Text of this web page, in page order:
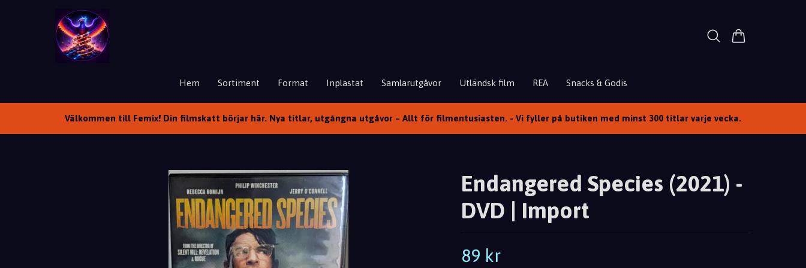
Hem Sortiment Format Inplastat Samlarutgåvor Utländsk film REA Snacks & Godis
Välkommen till Femix! Din filmskatt börjar här. Nya titlar, utgångna utgåvor – Allt för filmentusiasten. - Vi fyller på butiken med minst 300 titlar varje vecka.
Endangered Species (2021) -
DVD | Import
89 kr